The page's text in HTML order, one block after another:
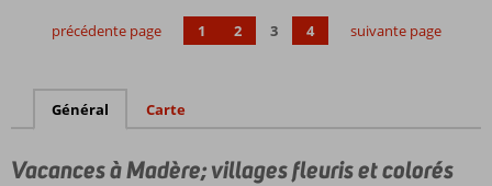
Piscine
vue
Supérieures
précédente page 1 2 3 4 suivante page
Général Carte
Vacances à Madère; villages fleuris et colorés